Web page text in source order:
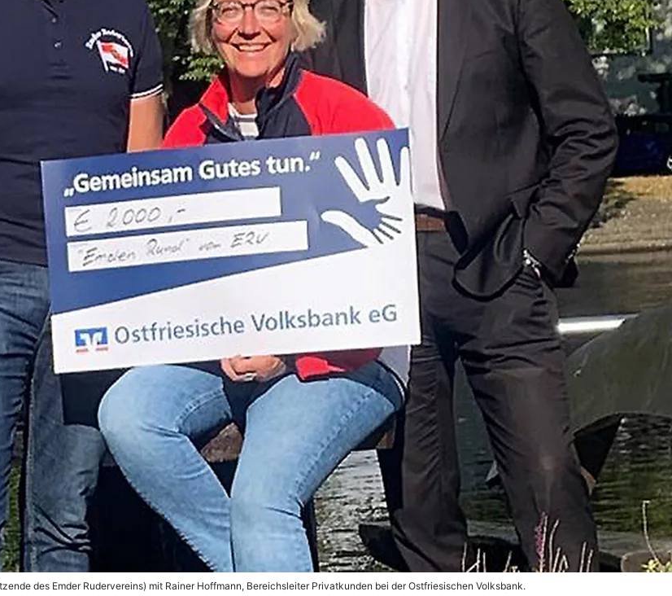
des Emder Rudervereins) mit Rainer Hoffmann, Bereichsleiter Privatkunden bei der Ostfriesischen Volksbank.